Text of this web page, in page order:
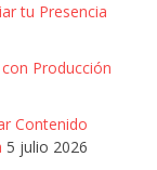
tu Presencia
Producción
Contenido
5 julio 2026